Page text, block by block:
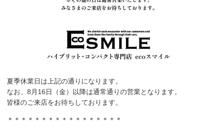
夏季休業日は上記の通りになります。
なお、8月16日（金）以降は通常通りの営業となります。
皆様のご来店をお待ちしております。
＊＊＊＊＊＊＊＊＊＊＊＊＊＊＊＊＊